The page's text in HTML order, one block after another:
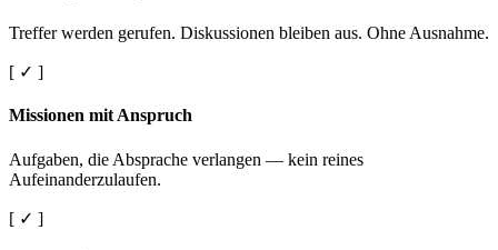
Treffer werden gerufen. Diskussionen bleiben aus. Ohne Ausnahme.
[ ✓ ]
Missionen mit Anspruch
Aufgaben, die Absprache verlangen — kein reines
Aufeinanderzulaufen.
[ ✓ ]